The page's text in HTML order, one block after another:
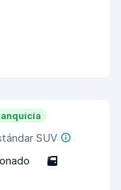
SUV
5